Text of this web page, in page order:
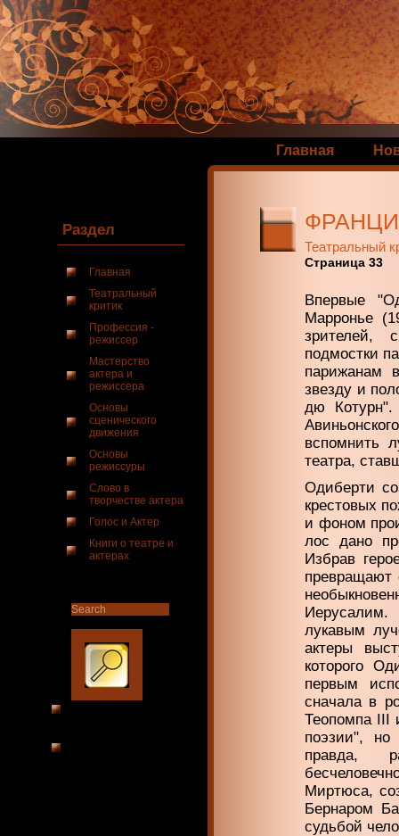
Главная
Раздел
Главная
Театральный
критик
Профессия -
режиссер
Мастерство
актера и
режиссера
Основы
сценического
движения
Основы
режиссуры
Слово в
творчестве актера
Голос и Актер
Книги о театре и
актерах
Театральный
Страница 33
Впервые
Марронье
зри­телей,
подмостки
парижа­нам
звезду и
дю Ко­турн".
вспомнить
театра,
Одиберти
крестовых
и фоном
лос дано
Избрав
превраща­ют
лукавым
актеры
которого
первым
сначала в
Теопомпа III
поэзии", но
правда,
Миртюса,
Бернаром
судь­бой